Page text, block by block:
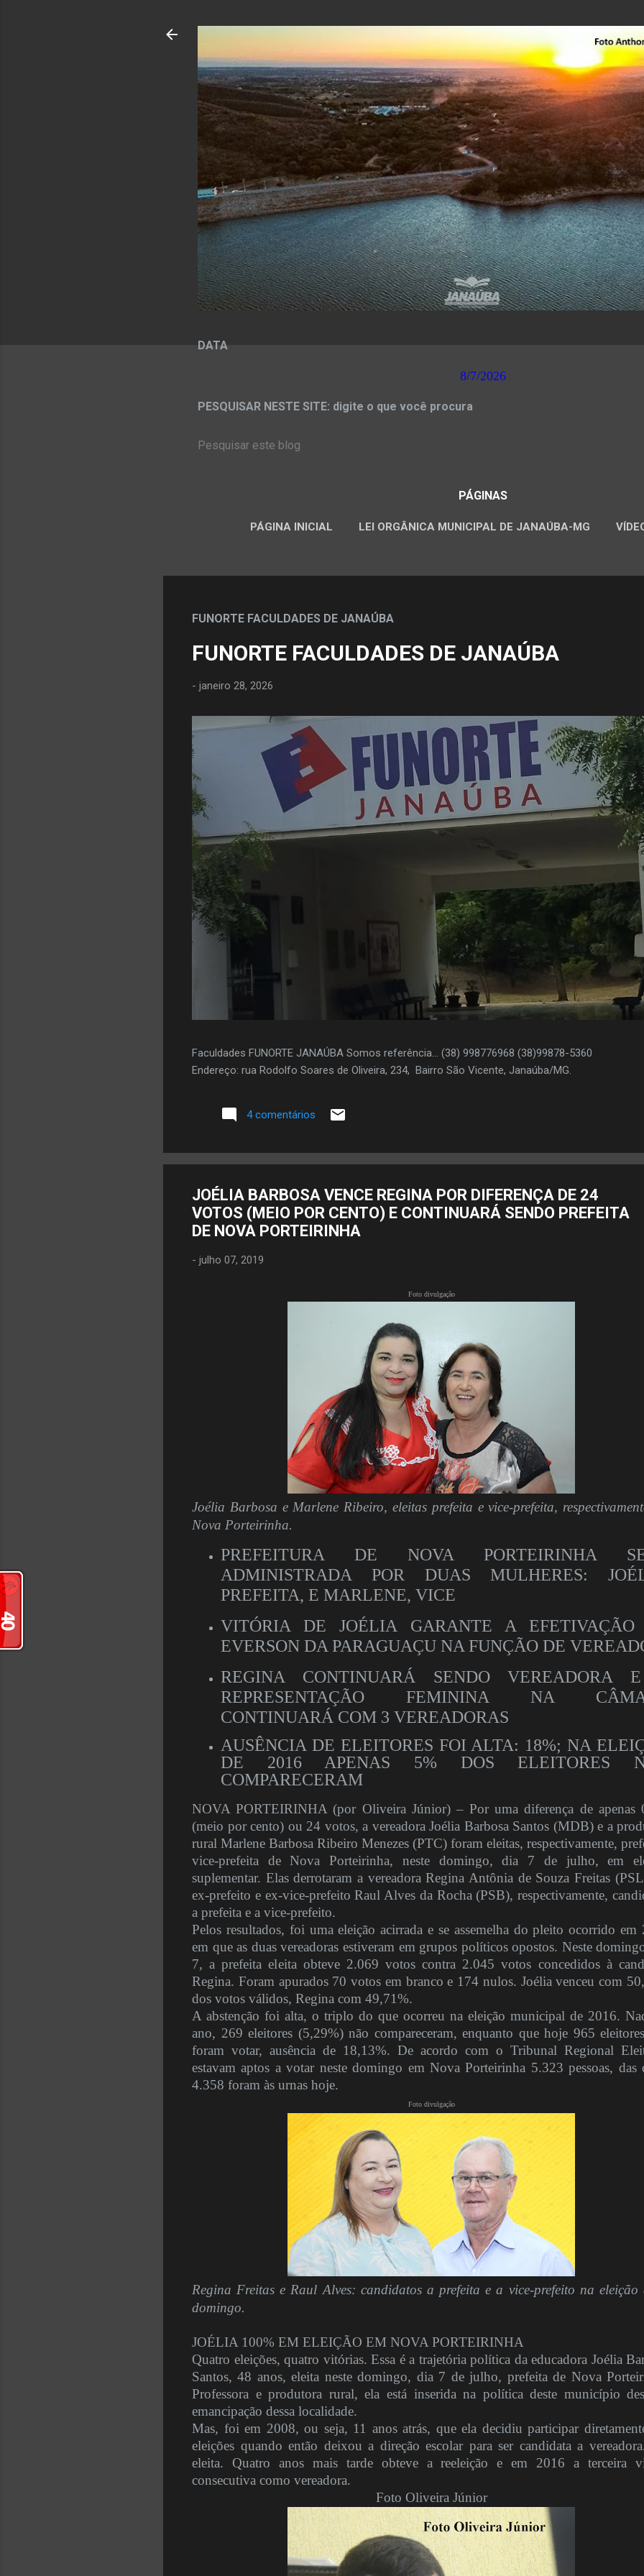
DATA
8/7/2026
PESQUISAR NESTE SITE: digite o que você procura
PÁGINAS
PÁGINA INICIAL LEI ORGÂNICA MUNICIPAL DE JANAÚBA-MG
FUNORTE FACULDADES DE JANAÚBA
FUNORTE FACULDADES DE JANAÚBA
- janeiro 28, 2026
Faculdades FUNORTE JANAÚBA Somos referência... (38) 998776968 (38)99878-5360
Endereço: rua Rodolfo Soares de Oliveira, 234, Bairro São Vicente, Janaúba/MG.
4 comentários
JOÉLIA BARBOSA VENCE REGINA POR DIFERENÇA DE 24
VOTOS (MEIO POR CENTO) E CONTINUARÁ SENDO PREFEITA
DE NOVA PORTEIRINHA
- julho 07, 2019
Foto divulgação
Joélia Barbosa e Marlene Ribeiro, eleitas prefeita e vice-prefeita,
Nova Porteirinha.
PREFEITURA DE NOVA PORTEIRINHA
ADMINISTRADA POR DUAS MULHERES:
PREFEITA, E MARLENE, VICE
VITÓRIA DE JOÉLIA GARANTE A EFETIVAÇÃO
EVERSON DA PARAGUAÇU NA FUNÇÃO DE
REGINA CONTINUARÁ SENDO VEREADORA
REPRESENTAÇÃO FEMININA NA
CONTINUARÁ COM 3 VEREADORAS
AUSÊNCIA DE ELEITORES FOI ALTA: 18%; NA
DE 2016 APENAS 5% DOS ELEITORES
COMPARECERAM
NOVA PORTEIRINHA (por Oliveira Júnior) – Por uma diferença de apenas
(meio por cento) ou 24 votos, a vereadora Joélia Barbosa Santos (MDB) e a
rural Marlene Barbosa Ribeiro Menezes (PTC) foram eleitas, respectivamente,
vice-prefeita de Nova Porteirinha, neste domingo, dia 7 de julho, em
suplementar. Elas derrotaram a vereadora Regina Antônia de Souza Freitas
ex-prefeito e ex-vice-prefeito Raul Alves da Rocha (PSB), respectivamente,
a prefeita e a vice-prefeito.
Pelos resultados, foi uma eleição acirrada e se assemelha do pleito ocorrido em
em que as duas vereadoras estiveram em grupos políticos opostos. Neste
7, a prefeita eleita obteve 2.069 votos contra 2.045 votos concedidos à
Regina. Foram apurados 70 votos em branco e 174 nulos. Joélia venceu com
dos votos válidos, Regina com 49,71%.
A abstenção foi alta, o triplo do que ocorreu na eleição municipal de 2016.
ano, 269 eleitores (5,29%) não compareceram, enquanto que hoje 965
foram votar, ausência de 18,13%. De acordo com o Tribunal Regional
estavam aptos a votar neste domingo em Nova Porteirinha 5.323 pessoas, das
4.358 foram às urnas hoje.
Foto divulgação
Regina Freitas e Raul Alves: candidatos a prefeita e a vice-prefeito na eleição
domingo.
JOÉLIA 100% EM ELEIÇÃO EM NOVA PORTEIRINHA
Quatro eleições, quatro vitórias. Essa é a trajetória política da educadora Joélia
Santos, 48 anos, eleita neste domingo, dia 7 de julho, prefeita de Nova
Professora e produtora rural, ela está inserida na política deste município
emancipação dessa localidade.
Mas, foi em 2008, ou seja, 11 anos atrás, que ela decidiu participar
eleições quando então deixou a direção escolar para ser candidata a
eleita. Quatro anos mais tarde obteve a reeleição e em 2016 a terceira
consecutiva como vereadora.
Foto Oliveira Júnior